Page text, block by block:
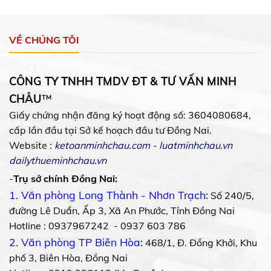
VỀ CHÚNG TÔI
CÔNG TY TNHH TMDV ĐT & TƯ VẤN MINH
CHÂU™
Giấy chứng nhận đăng ký hoạt động số: 3604080684,
cấp lần đầu tại Sở kế hoạch đầu tư Đồng Nai.
Website : ketoanminhchau.com- luatminhchau.vn
dailythueminhchau.vn
-Trụ sở chính Đồng Nai:
1. Văn phòng Long Thành - Nhơn Trạch: Số 240/5,
đường Lê Duẩn, Ấp 3, Xã An Phước, Tỉnh Đồng Nai
Hotline : 0937967242 - 0937 603 786
2. Văn phòng TP Biên Hòa: 468/1, Đ. Đồng Khởi, Khu
phố 3, Biên Hòa, Đồng Nai